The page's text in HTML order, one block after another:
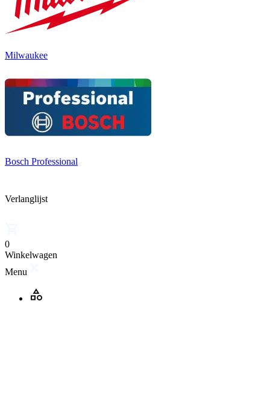
Milwaukee
Bosch Professional
Verlanglijst
0
Winkelwagen
Menu